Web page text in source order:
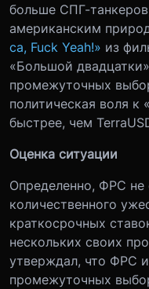
больше СПГ-
американским
ca, Fuck Yeah!» из
«Большой
промежуточных
политическая воля к
быстрее, чем
Оценка ситуации
Определенно, ФРС не
количественного
краткосрочных
нескольких своих
утверждал, что ФРС
промежуточных